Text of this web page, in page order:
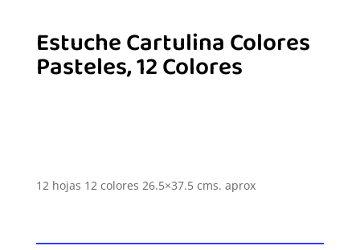
Estuche Cartulina Colores
Pasteles, 12 Colores
12 hojas 12 colores 26.5×37.5 cms. aprox